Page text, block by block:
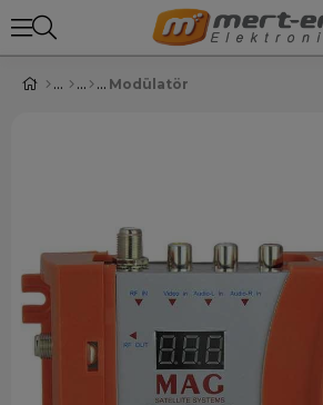
Modülatör